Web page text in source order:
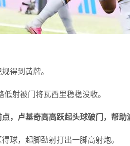
得到黄牌。
射被门将瓦西里稳稳没收。
，卢基奇高高跃起头球破门，帮助
球，起脚劲射打出一脚高射炮。